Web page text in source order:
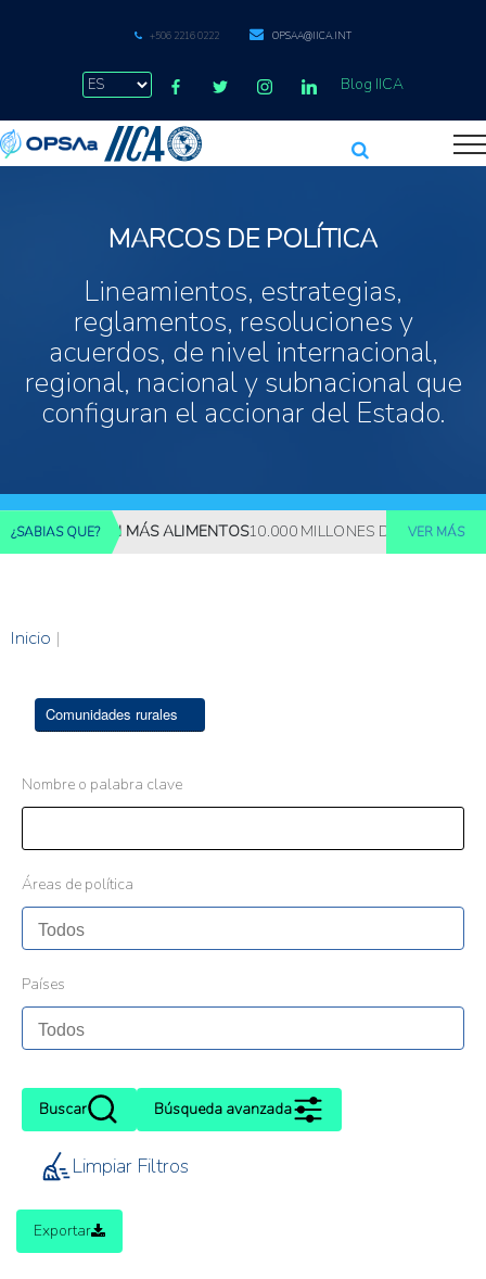
+506 2216 0222 OPSAA@IICA.INT
Blog IICA
MARCOS DE POLÍTICA
Lineamientos, estrategias,
reglamentos, resoluciones y
acuerdos, de nivel internacional,
regional, nacional y subnacional que
configuran el accionar del Estado.
¿SABIAS QUE?MÁS ALIMENTOS10.000 MILLONES DE PERSONAS
VER MÁS
Inicio |
Comunidades rurales
Nombre o palabra clave
Áreas de política
Países
Buscar Búsqueda avanzada
Limpiar Filtros
Exportar